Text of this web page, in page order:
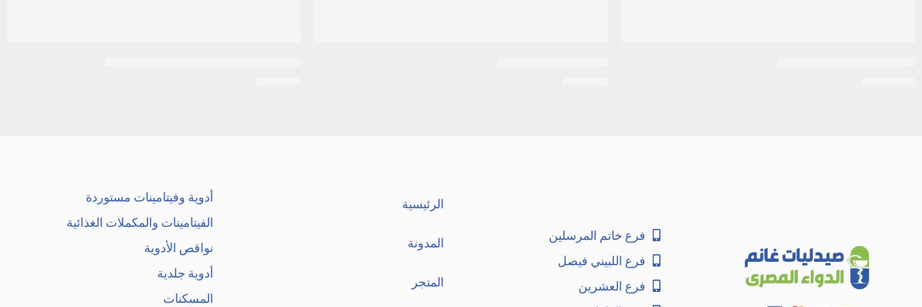
فرع خاتم المرسلين
فرع اللبيني فيصل
فرع العشرين
الرئيسية
المدونة
المتجر
أدوية وفيتامينات مستوردة
الفيتامينات والمكملات الغذائية
نواقص الأدوية
أدوية جلدية
المسكنات